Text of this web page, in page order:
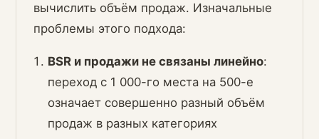
вычислить объём продаж. Изначальные
проблемы этого подхода:
BSR и продажи не связаны линейно:
переход с 1 000-го места на 500-е
означает совершенно разный объём
продаж в разных категориях